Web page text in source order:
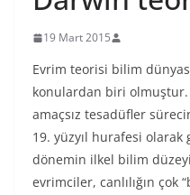
19 Mart 2015
Evrim teorisi bilim
konulardan biri olmuştur.
amaçsız tesadüfler
19. yüzyıl hurafesi
dönemin ilkel bilim
evrimciler, canlılığın çok